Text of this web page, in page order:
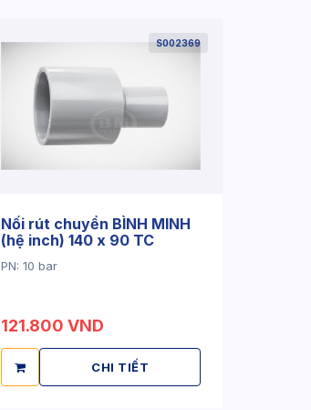
S002369
Nối rút chuyển BÌNH MINH
(hệ inch) 140 x 90 TC
PN: 10 bar
121.800 VND
CHI TIẾT